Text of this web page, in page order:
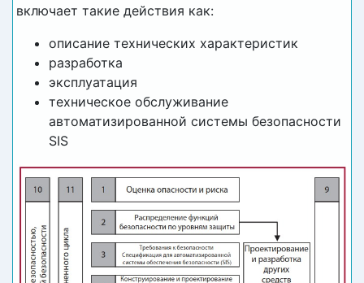
включает такие действия как:
описание технических характеристик
разработка
эксплуатация
техническое обслуживание
автоматизированной системы безопасности
SIS